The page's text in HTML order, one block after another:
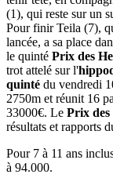
(1), qui reste sur un
Pour finir Teila (7),
lancée, a sa place
le quinté Prix des
trot attelé sur l'
quinté du vendredi
2750m et réunit 16
33000€. Le Prix des
résultats et rapports
Pour 7 à 11 ans
à 94.000.